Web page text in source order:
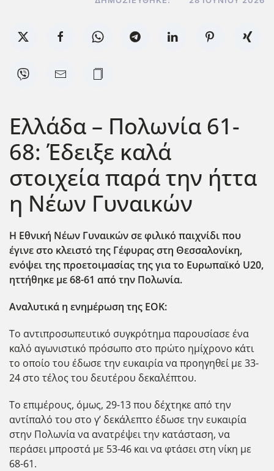
Ελλάδα – Πολωνία 61-
68: Έδειξε καλά
στοιχεία παρά την ήττα
η Νέων Γυναικών
Η Εθνική Νέων Γυναικών σε φιλικό παιχνίδι που
έγινε στο κλειστό της Γέφυρας στη Θεσσαλονίκη,
ενόψει της προετοιμασίας της για το Ευρωπαϊκό U20,
ηττήθηκε με 68-61 από την Πολωνία.
Αναλυτικά η ενημέρωση της ΕΟΚ:
Το αντιπροσωπευτικό συγκρότημα παρουσίασε ένα
καλό αγωνιστικό πρόσωπο στο πρώτο ημίχρονο κάτι
το οποίο του έδωσε την ευκαιρία να προηγηθεί με 33-
24 στο τέλος του δευτέρου δεκαλέπτου.
Το επιμέρους, όμως, 29-13 που δέχτηκε από την
αντίπαλό του στο γ’ δεκάλεπτο έδωσε την ευκαιρία
στην Πολωνία να ανατρέψει την κατάσταση, να
περάσει μπροστά με 53-46 και να φτάσει στη νίκη με
68-61.